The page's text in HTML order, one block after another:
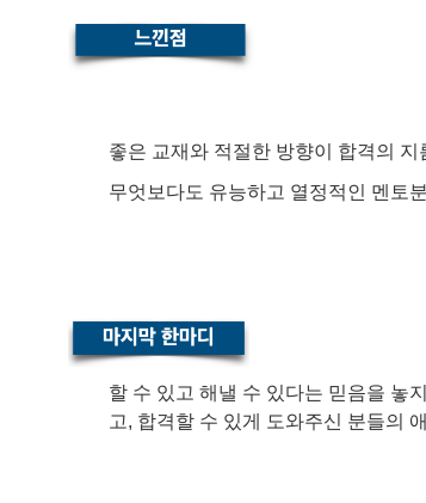
좋은 교재와 적절한 방향이 합격의
무엇보다도 유능하고 열정적인 멘토
할 수 있고 해낼 수 있다는 믿음을 놓
고, 합격할 수 있게 도와주신 분들의